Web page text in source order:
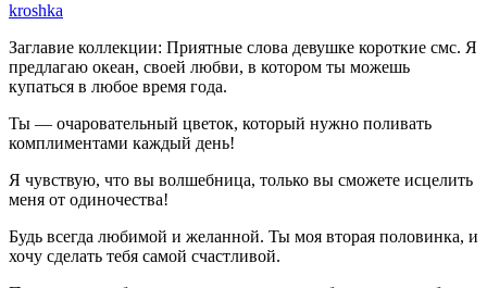
kroshka
Заглавие коллекции: Приятные слова девушке короткие смс. Я
предлагаю океан, своей любви, в котором ты можешь
купаться в любое время года.
Ты — очаровательный цветок, который нужно поливать
комплиментами каждый день!
Я чувствую, что вы волшебница, только вы сможете исцелить
меня от одиночества!
Будь всегда любимой и желанной. Ты моя вторая половинка, и
хочу сделать тебя самой счастливой.